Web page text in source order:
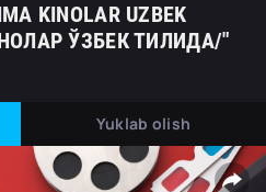
KINOLAR UZBEK
ЎЗБЕК ТИЛИДА/"
Yuklab olish